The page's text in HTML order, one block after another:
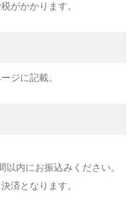
がかかります。
ジに記載。
内にお振込みください。
済となります。